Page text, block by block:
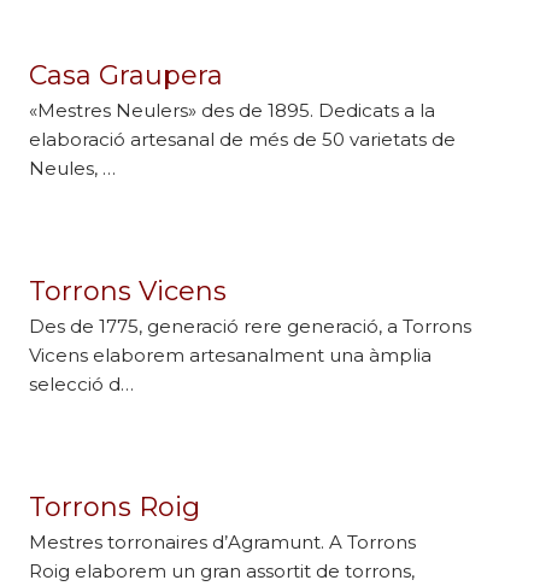
Casa Graupera
«Mestres Neulers» des de 1895. Dedicats a la
elaboració artesanal de més de 50 varietats de
Neules, …
Torrons Vicens
Des de 1775, generació rere generació, a Torrons
Vicens elaborem artesanalment una àmplia
selecció d…
Torrons Roig
Mestres torronaires d’Agramunt. A Torrons
Roig elaborem un gran assortit de torrons,